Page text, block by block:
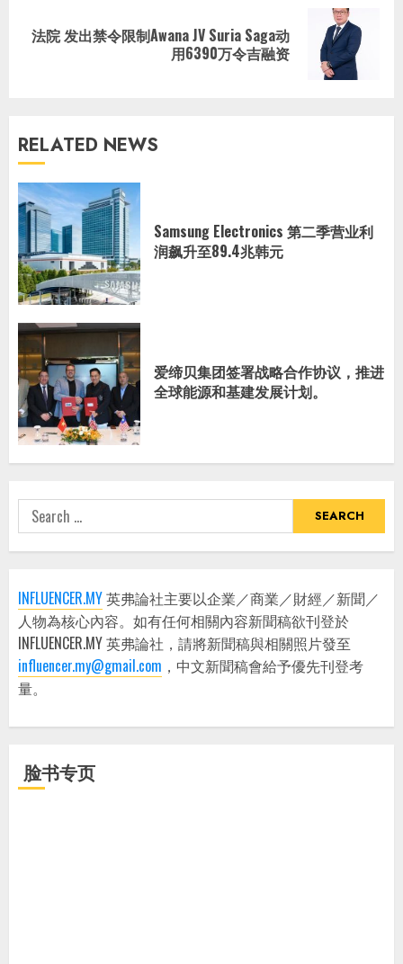
Next
法院 发出禁令限制Awana JV Suria Saga动
用6390万令吉融资
RELATED NEWS
Samsung Electronics 第二季营业利
润飙升至89.4兆韩元
爱缔贝集团签署战略合作协议，推进
全球能源和基建发展计划。
Search
for:
INFLUENCER.MY英弗論社主要以企業／商業／財經／新聞／
人物為核心內容。如有任何相關內容新聞稿欲刊登於
INFLUENCER.MY 英弗論社，請將新聞稿與相關照片發至
influencer.my@gmail.com ，中文新聞稿會給予優先刊登考
量。
脸书专页